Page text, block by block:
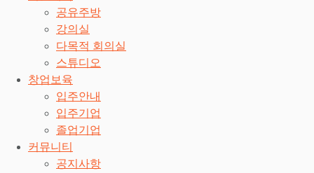
공유주방
강의실
다목적 회의실
스튜디오
창업보육
입주안내
입주기업
졸업기업
커뮤니티
공지사항